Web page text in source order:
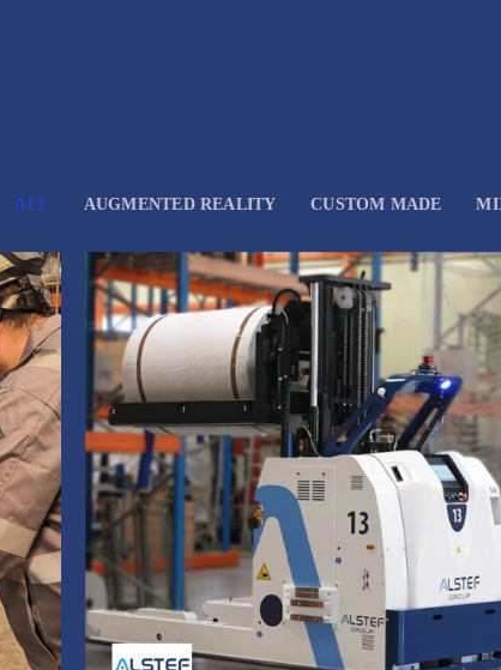
ALL AUGMENTED REALITY CUSTOM MADE